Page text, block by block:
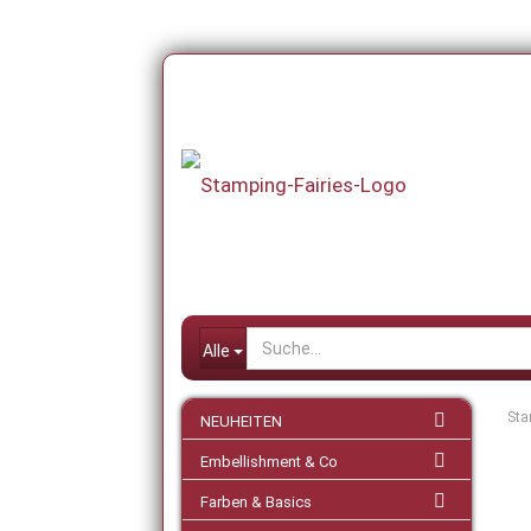
Alle
NEUHEITEN
Embellishment & Co
Farben & Basics